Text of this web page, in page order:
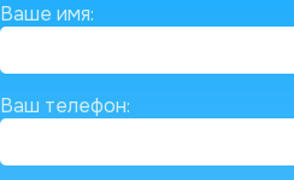
Ваше имя:
Ваш телефон: